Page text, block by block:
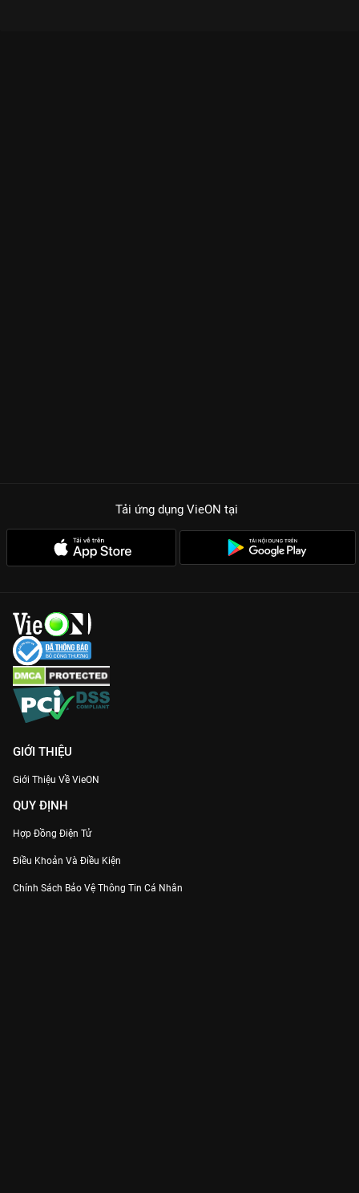
Tải ứng dụng VieON tại
GIỚI THIỆU
Giới Thiệu Về VieON
QUY ĐỊNH
Hợp Đồng Điện Tử
Điều Khoản Và Điều Kiện
Chính Sách Bảo Vệ Thông Tin Cá Nhân